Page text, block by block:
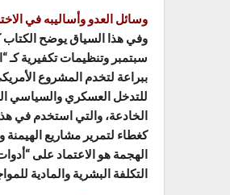
وسائل العدو وأساليبه في
سبتمبر وتنظيمات تكفيرية كـ
ببراعة لتخدم المشروع
للتدخل العسكري والسياسي
الخادعة، والتي استخدم في
كغطاء لتمرير مشاريع الهيمنة
الهجمة هو الاعتماد على
التكلفة البشرية والمادية